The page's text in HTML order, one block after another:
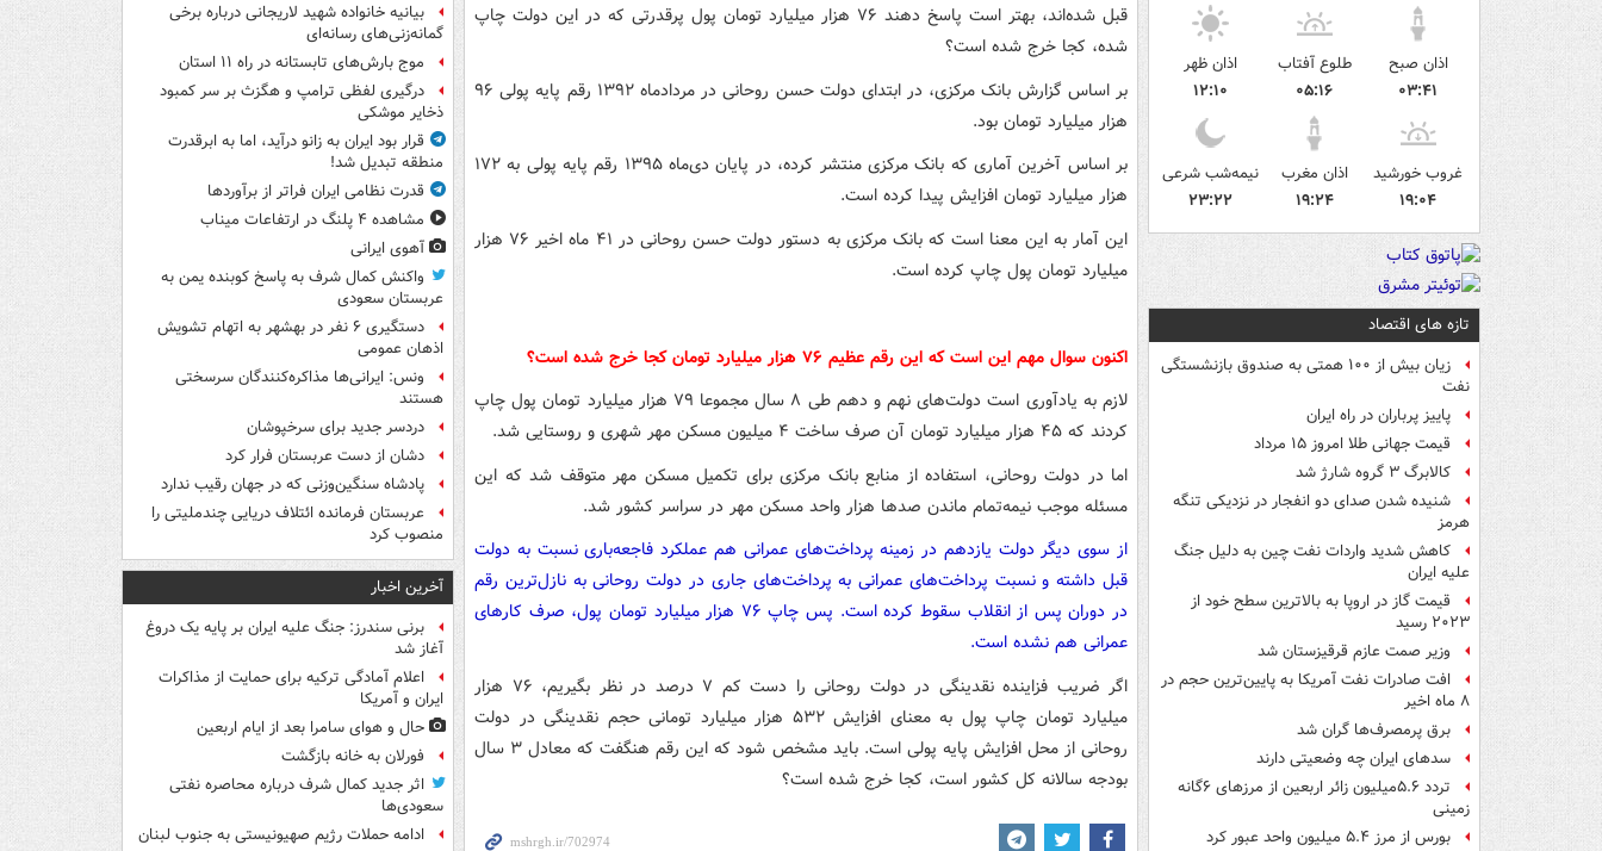
اذان صبح
۰۳:۴۱
طلوع آفتاب
۰۵:۱۶
اذان ظهر
۱۲:۱۰
غروب خورشید
۱۹:۰۴
اذان مغرب
۱۹:۲۴
نیمه‌شب شرعی
۲۳:۲۲
تازه های اقتصاد
زیان بیش از ۱۰۰ همتی به صندوق‌ بازنشستگی
نفت
پاییز پرباران در راه ایران
قیمت جهانی طلا امروز ۱۵ مرداد
کالابرگ ۳ گروه شارژ شد
شنیده شدن صدای دو انفجار در نزدیکی تنگه
هرمز
کاهش شدید واردات نفت چین به دلیل جنگ
علیه ایران
قیمت گاز در اروپا به بالاترین سطح خود از
۲۰۲۳ رسید
وزیر صمت عازم قرقیزستان شد
افت صادرات نفت آمریکا به پایین‌ترین حجم در
۸ ماه اخیر
برق پرمصرف‌ها گران شد
سدهای ایران چه وضعیتی دارند
تردد ۵.۶میلیون زائر اربعین از مرزهای ۶گانه
زمینی
بورس از مرز ۵.۴ میلیون واحد عبور کرد
قبل شده‌اند، بهتر است پاسخ دهند ۷۶ هزار میلیارد تومان پول پرقدرتی که در این دولت چاپ
شده، کجا خرج شده است؟
بر اساس گزارش بانک مرکزی، در ابتدای دولت حسن روحانی در مردادماه ۱۳۹۲ رقم پایه پولی ۹۶
هزار میلیارد تومان بود.
بر اساس آخرین آماری که بانک مرکزی منتشر کرده، در پایان دی‌ماه ۱۳۹۵ رقم پایه پولی به ۱۷۲
هزار میلیارد تومان افزایش پیدا کرده است.
این آمار به این معنا است که بانک مرکزی به دستور دولت حسن روحانی در ۴۱ ماه اخیر ۷۶ هزار
میلیارد تومان پول چاپ کرده است.
اکنون سوال مهم این است که این رقم عظیم ۷۶ هزار میلیارد تومان کجا خرج شده است؟
لازم به یادآوری است دولت‌های نهم و دهم طی ۸ سال مجموعا ۷۹ هزار میلیارد تومان پول چاپ
کردند که ۴۵ هزار میلیارد تومان آن صرف ساخت ۴ میلیون مسکن مهر شهری و روستایی شد.
اما در دولت روحانی، استفاده از منابع بانک مرکزی برای تکمیل مسکن مهر متوقف شد که این
مسئله موجب نیمه‌تمام ماندن صدها هزار واحد مسکن مهر در سراسر کشور شد.
از سوی دیگر دولت یازدهم در زمینه پرداخت‌های عمرانی هم عملکرد فاجعه‌باری نسبت به دولت
قبل داشته و نسبت پرداخت‌های عمرانی به پرداخت‌های جاری در دولت روحانی به نازل‌ترین رقم
در دوران پس از انقلاب سقوط کرده است. پس چاپ ۷۶ هزار میلیارد تومان پول، صرف کارهای
عمرانی هم نشده است.
اگر ضریب فزاینده نقدینگی در دولت روحانی را دست کم ۷ درصد در نظر بگیریم، ۷۶ هزار
میلیارد تومان چاپ پول به معنای افزایش ۵۳۲ هزار میلیارد تومانی حجم نقدینگی در دولت
روحانی از محل افزایش پایه پولی است. باید مشخص شود که این رقم هنگفت که معادل ۳ سال
بودجه سالانه کل کشور است، کجا خرج شده است؟
بیانیه خانواده شهید لاریجانی درباره برخی
گمانه‌زنی‌های رسانه‌ای
موج بارش‌های تابستانه در راه ۱۱ استان
درگیری لفظی ترامپ و هگزث بر سر کمبود
ذخایر موشکی
قرار بود ایران به زانو درآید، اما به ابرقدرت
منطقه تبدیل شد!
قدرت نظامی ایران فراتر از برآوردها
مشاهده ۴ پلنگ در ارتفاعات میناب
آهوی ایرانی
واکنش کمال شرف به پاسخ کوبنده یمن به
عربستان سعودی
دستگیری ۶ نفر در بهشهر به اتهام تشویش
اذهان عمومی
ونس: ایرانی‌ها مذاکره‌کنندگان سرسختی
هستند
دردسر جدید برای سرخپوشان
دشان از دست عربستان فرار کرد
پادشاه سنگین‌وزنی که در جهان رقیب ندارد
عربستان فرمانده ائتلاف دریایی چندملیتی را
منصوب کرد
آخرین اخبار
برنی سندرز: جنگ علیه ایران بر پایه یک دروغ
آغاز شد
اعلام آمادگی ترکیه برای حمایت از مذاکرات
ایران و آمریکا
حال و هوای سامرا بعد از ایام اربعین
فورلان به خانه بازگشت
اثر جدید کمال شرف درباره محاصره نفتی
سعودی‌ها
ادامه حملات رژیم صهیونیستی به جنوب لبنان